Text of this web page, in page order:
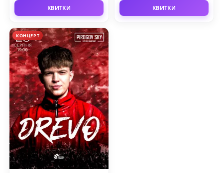
КВИТКИ КВИТКИ
КОНЦЕРТ